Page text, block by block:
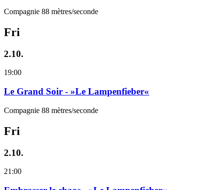
Compagnie 88 mètres/seconde
Fri
2.10.
19:00
Le Grand Soir - »Le Lampenfieber«
Compagnie 88 mètres/seconde
Fri
2.10.
21:00